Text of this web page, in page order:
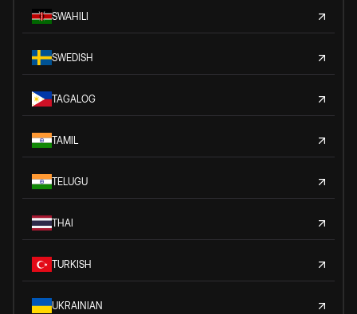
SWAHILI
SWEDISH
TAGALOG
TAMIL
TELUGU
THAI
TURKISH
UKRAINIAN